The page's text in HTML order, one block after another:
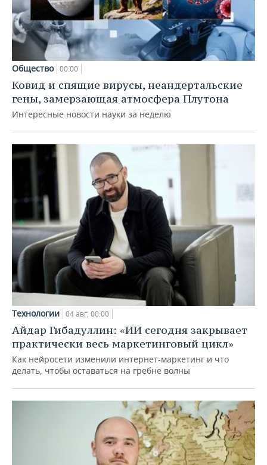
Общество 00:00
Ковид и спящие вирусы, неандертальские
гены, замерзающая атмосфера Плутона
Интересные новости науки за неделю
Технологии 04 авг, 00:00
Айдар Гибадуллин: «ИИ сегодня закрывает
практически весь маркетинговый цикл»
Как нейросети изменили интернет-маркетинг и что
делать, чтобы оставаться на гребне волны